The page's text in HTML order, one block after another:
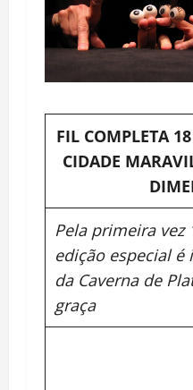
FIL COMPLETA
CIDADE
Pela primeira vez
edição especial
da Caverna de
graça